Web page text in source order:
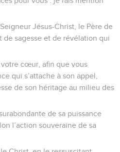
Jésus-Christ, le Père de
de sagesse et de révélation qui
cœur, afin que vous
qui s’attache à son appel,
de son héritage au milieu des
de sa puissance
l’action souveraine de sa